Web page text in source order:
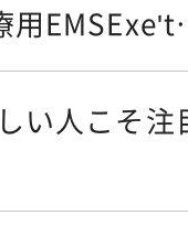
用
い人こそ